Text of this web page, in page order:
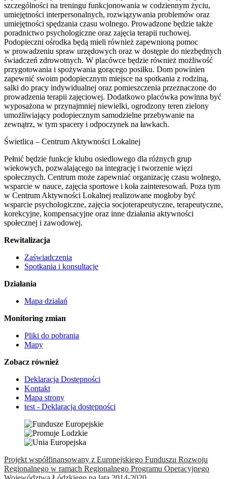
szczególności na treningu funkcjonowania w codziennym życiu,
umiejętności interpersonalnych, rozwiązywania problemów oraz
umiejętności spędzania czasu wolnego. Prowadzone będzie także
poradnictwo psychologiczne oraz zajęcia terapii ruchowej.
Podopieczni ośrodka będą mieli również zapewnioną pomoc
w prowadzeniu spraw urzędowych oraz w dostępie do niezbędnych
świadczeń zdrowotnych. W placówce będzie również możliwość
przygotowania i spożywania gorącego posiłku. Dom powinien
zapewnić swoim podopiecznym miejsce na spotkania z rodziną,
salki do pracy indywidualnej oraz pomieszczenia przeznaczone do
prowadzenia terapii zajęciowej. Dodatkowo placówka powinna być
wyposażona w przynajmniej niewielki, ogrodzony teren zielony
umożliwiający podopiecznym samodzielne przebywanie na
zewnątrz, w tym spacery i odpoczynek na ławkach.
Świetlica – Centrum Aktywności Lokalnej
Pełnić będzie funkcje klubu osiedlowego dla różnych grup
wiekowych, pozwalającego na integrację i tworzenie więzi
społecznych. Centrum może zapewniać organizację czasu wolnego,
wsparcie w nauce, zajęcia sportowe i koła zainteresowań. Poza tym
w Centrum Aktywności Lokalnej realizowane mogłoby być
wsparcie psychologiczne, zajęcia socjoterapeutyczne, terapeutyczne,
korekcyjne, kompensacyjne oraz inne działania aktywności
społecznej i zawodowej.
Rewitalizacja
Zaświadczenia
Spotkania i konsultacje
Działania
Mapa działań
Monitoring zmian
Pliki do pobrania
Mapy
Zobacz również
Deklaracja Dostępności
Kontakt
Mapa strony
test - Deklaracja dostępności
Projekt współfinansowany z Europejskiego Funduszu Rozwoju
Regionalnego w ramach Regionalnego Programu Operacyjnego